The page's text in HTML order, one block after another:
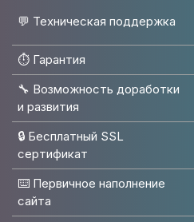
💬 Техническая поддержка
⏱️ Гарантия
🔧 Возможность доработки
и развития
🔒 Бесплатный SSL
сертификат
⌨️ Первичное наполнение
сайта